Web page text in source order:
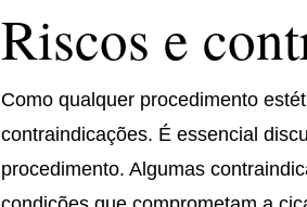
Riscos e
Como qualquer procedimento
contraindicações. É essencial
procedimento. Algumas